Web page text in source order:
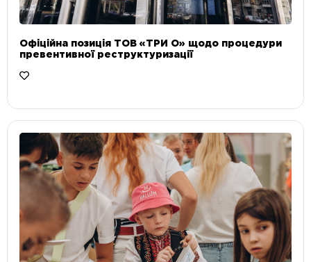
Офіційна позиція ТОВ «ТРИ О» щодо процедури
превентивної реструктуризації